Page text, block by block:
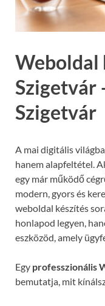
Weboldal
Szigetvár
Szigetvár
A mai digitális
hanem alapfeltétel.
egy már működő
modern, gyors és
weboldal készítés
honlapod legyen,
eszközöd, amely
Egy professzionális
bemutatja, mit